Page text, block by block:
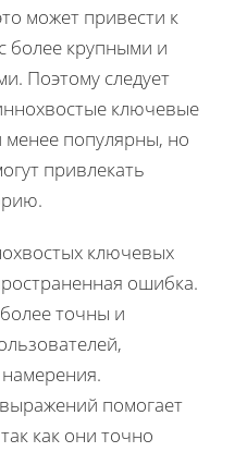
может привести к
более крупными и
Поэтому следует
ключевые
менее популярны, но
привлекать
ключевых
ошибка.
точны и
помогает
как они точно